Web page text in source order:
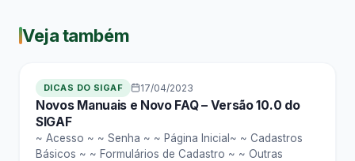
Veja também
DICAS DO SIGAF 17/04/2023
Novos Manuais e Novo FAQ – Versão 10.0 do
SIGAF
~ Acesso ~ ~ Senha ~ ~ Página Inicial~ ~ Cadastros
Básicos ~ ~ Formulários de Cadastro ~ ~ Outras